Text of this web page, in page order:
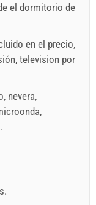
el dormitorio de
en el precio,
, television por
, nevera,
,
.
.